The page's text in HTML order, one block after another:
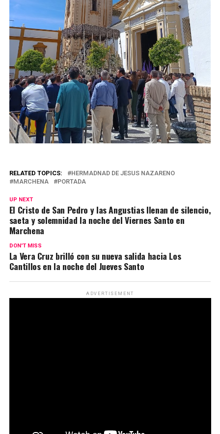
RELATED TOPICS:
HERMADNAD DE JESUS NAZARENO
MARCHENA
PORTADA
UP NEXT
El Cristo de San Pedro y las Angustias llenan de silencio,
saeta y solemnidad la noche del Viernes Santo en
Marchena
DON'T MISS
La Vera Cruz brilló con su nueva salida hacia Los
Cantillos en la noche del Jueves Santo
ADVERTISEMENT